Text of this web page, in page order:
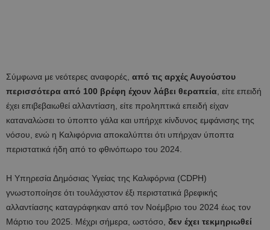
Σύμφωνα με νεότερες αναφορές, από τις αρχές Αυγούστου
περισσότερα από 100 βρέφη έχουν λάβει θεραπεία , είτε επειδή
έχει επιβεβαιωθεί αλλαντίαση, είτε προληπτικά επειδή είχαν
καταναλώσει το ύποπτο γάλα και υπήρχε κίνδυνος εμφάνισης της
νόσου, ενώ η Καλιφόρνια αποκαλύπτει ότι υπήρχαν ύποπτα
περιστατικά ήδη από το φθινόπωρο του 2024.
Η Υπηρεσία Δημόσιας Υγείας της Καλιφόρνια (CDPH)
γνωστοποίησε ότι τουλάχιστον έξι περιστατικά βρεφικής
αλλαντίασης καταγράφηκαν από τον Νοέμβριο του 2024 έως τον
Μάρτιο του 2025. Μέχρι σήμερα, ωστόσο, δεν έχει τεκμηριωθεί